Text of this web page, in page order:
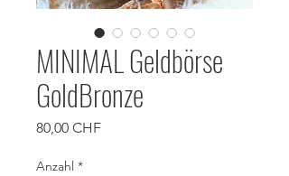
MINIMAL Geldbörse
GoldBronze
80,00 CHFPreis
Anzahl *